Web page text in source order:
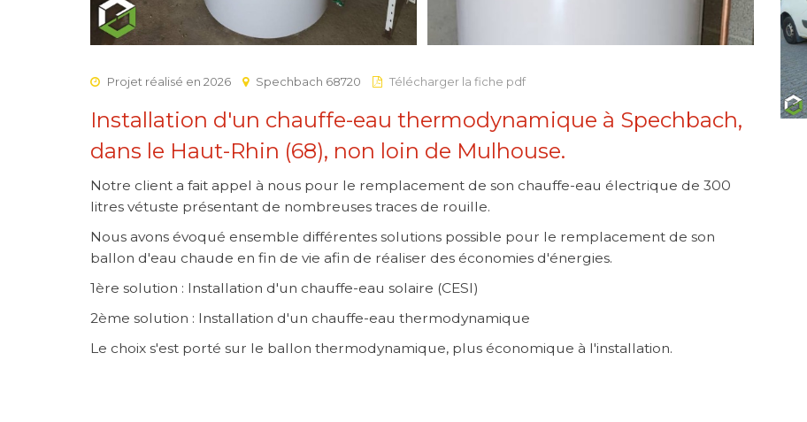
Projet réalisé en 2026 Spechbach 68720 Télécharger la fiche pdf
Installation d'un chauffe-eau thermodynamique à Spechbach,
dans le Haut-Rhin (68), non loin de Mulhouse.
Notre client a fait appel à nous pour le remplacement de son chauffe-eau électrique de 300
litres vétuste présentant de nombreuses traces de rouille.
Nous avons évoqué ensemble différentes solutions possible pour le remplacement de son
ballon d'eau chaude en fin de vie afin de réaliser des économies d'énergies.
1ère solution : Installation d'un chauffe-eau solaire (CESI)
2ème solution : Installation d'un chauffe-eau thermodynamique
Le choix s'est porté sur le ballon thermodynamique, plus économique à l'installation.